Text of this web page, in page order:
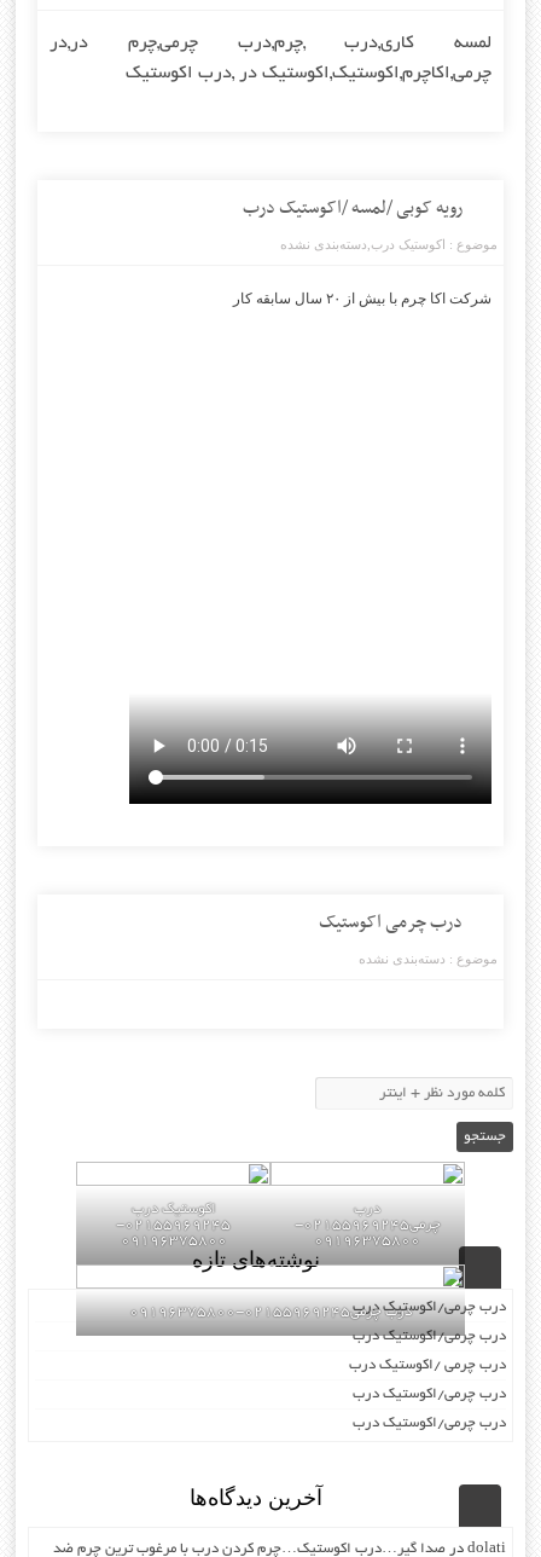
درب چرمی اکوستیک
موضوع : دسته‌بندی نشده
رویه کوبی /لمسه /اکوستیک درب
موضوع : اکوستیک درب دسته‌بندی نشده
شرکت اکا چرم با بیش از ۲۰ سال سابقه کار
لمسه کاری,درب ,چرم,درب چرمی,چرم در ,در
چرمی,اکاچرم,اکوستیک,اکوستیک در ,درب اکوستیک
درب
چرمی02155969245-
09196375800
اکوستیک درب
02155969245-
09196375800
درب چرمی02155969245-09196375800
نوشته‌های تازه
درب چرمی/اکوستیک درب
درب چرمی/اکوستیک درب
درب چرمی /اکوستیک درب
درب چرمی/اکوستیک درب
درب چرمی/اکوستیک درب
آخرین دیدگاه‌ها
dolati درصدا گیر…درب اکوستیک…چرم کردن درب با مرغوب ترین چرم ضد